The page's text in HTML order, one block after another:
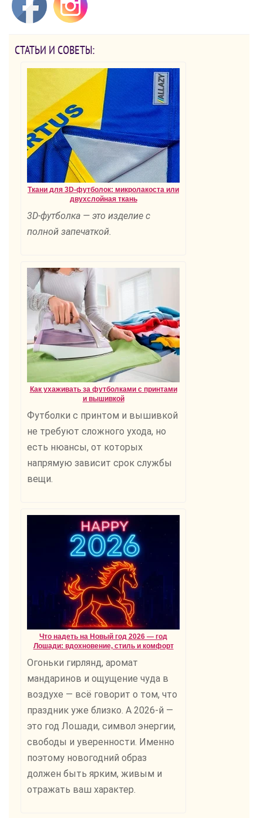
СТАТЬИ И СОВЕТЫ:
Ткани для 3D-футболок: микролакоста или
двухслойная ткань
3D-футболка — это изделие с
полной запечаткой.
Как ухаживать за футболками с принтами
и вышивкой
Футболки с принтом и вышивкой
не требуют сложного ухода, но
есть нюансы, от которых
напрямую зависит срок службы
вещи.
Что надеть на Новый год 2026 — год
Лошади: вдохновение, стиль и комфорт
Огоньки гирлянд, аромат
мандаринов и ощущение чуда в
воздухе — всё говорит о том, что
праздник уже близко. А 2026-й —
это год Лошади, символ энергии,
свободы и уверенности. Именно
поэтому новогодний образ
должен быть ярким, живым и
отражать ваш характер.